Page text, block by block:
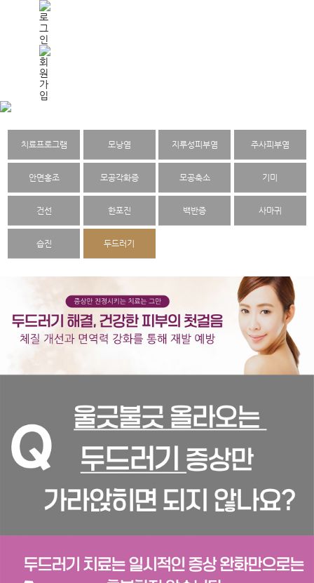
치료프로그램 모낭염 지루성피부염 주사피부염
안면홍조 모공각화증 모공축소 기미
건선 한포진 백반증 사마귀
습진 두드러기